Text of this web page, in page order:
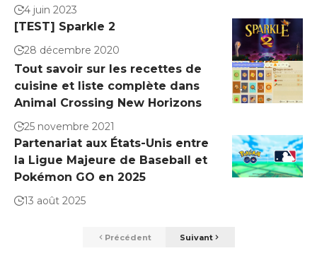
4 juin 2023
[TEST] Sparkle 2
28 décembre 2020
Tout savoir sur les recettes de
cuisine et liste complète dans
Animal Crossing New Horizons
25 novembre 2021
Partenariat aux États-Unis entre
la Ligue Majeure de Baseball et
Pokémon GO en 2025
13 août 2025
Précédent Suivant